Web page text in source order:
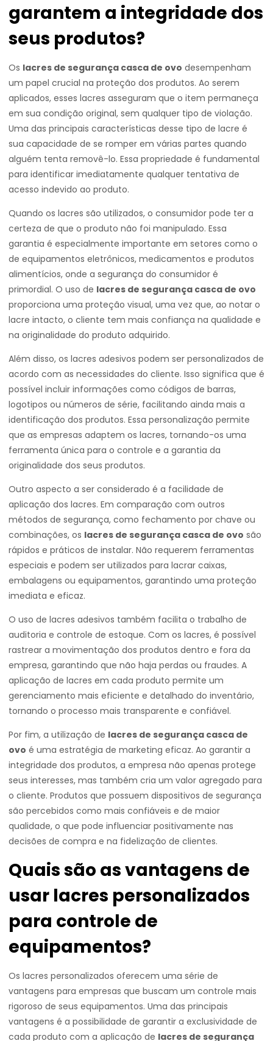
garantem a integridade dos
seus produtos?
Os lacres de segurança casca de ovo desempenham
um papel crucial na proteção dos produtos. Ao serem
aplicados, esses lacres asseguram que o item permaneça
em sua condição original, sem qualquer tipo de violação.
Uma das principais características desse tipo de lacre é
sua capacidade de se romper em várias partes quando
alguém tenta removê-lo. Essa propriedade é fundamental
para identificar imediatamente qualquer tentativa de
acesso indevido ao produto.
Quando os lacres são utilizados, o consumidor pode ter a
certeza de que o produto não foi manipulado. Essa
garantia é especialmente importante em setores como o
de equipamentos eletrônicos, medicamentos e produtos
alimentícios, onde a segurança do consumidor é
primordial. O uso de lacres de segurança casca de ovo
proporciona uma proteção visual, uma vez que, ao notar o
lacre intacto, o cliente tem mais confiança na qualidade e
na originalidade do produto adquirido.
Além disso, os lacres adesivos podem ser personalizados de
acordo com as necessidades do cliente. Isso significa que é
possível incluir informações como códigos de barras,
logotipos ou números de série, facilitando ainda mais a
identificação dos produtos. Essa personalização permite
que as empresas adaptem os lacres, tornando-os uma
ferramenta única para o controle e a garantia da
originalidade dos seus produtos.
Outro aspecto a ser considerado é a facilidade de
aplicação dos lacres. Em comparação com outros
métodos de segurança, como fechamento por chave ou
combinações, os lacres de segurança casca de ovo são
rápidos e práticos de instalar. Não requerem ferramentas
especiais e podem ser utilizados para lacrar caixas,
embalagens ou equipamentos, garantindo uma proteção
imediata e eficaz.
O uso de lacres adesivos também facilita o trabalho de
auditoria e controle de estoque. Com os lacres, é possível
rastrear a movimentação dos produtos dentro e fora da
empresa, garantindo que não haja perdas ou fraudes. A
aplicação de lacres em cada produto permite um
gerenciamento mais eficiente e detalhado do inventário,
tornando o processo mais transparente e confiável.
Por fim, a utilização de lacres de segurança casca de
ovo é uma estratégia de marketing eficaz. Ao garantir a
integridade dos produtos, a empresa não apenas protege
seus interesses, mas também cria um valor agregado para
o cliente. Produtos que possuem dispositivos de segurança
são percebidos como mais confiáveis e de maior
qualidade, o que pode influenciar positivamente nas
decisões de compra e na fidelização de clientes.
Quais são as vantagens de
usar lacres personalizados
para controle de
equipamentos?
Os lacres personalizados oferecem uma série de
vantagens para empresas que buscam um controle mais
rigoroso de seus equipamentos. Uma das principais
vantagens é a possibilidade de garantir a exclusividade de
cada produto com a aplicação de lacres de segurança